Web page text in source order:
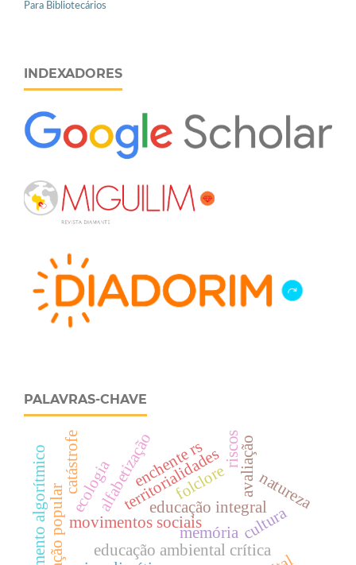
Para Bibliotecários
INDEXADORES
PALAVRAS-CHAVE
educação ambiental crítica
movimentos sociais
educação integral
avaliação
territorialidades
alfabetização
letramento algorítmico memória
ecologia
catástrofe enchente rs
folclore natureza
cultura
riscos